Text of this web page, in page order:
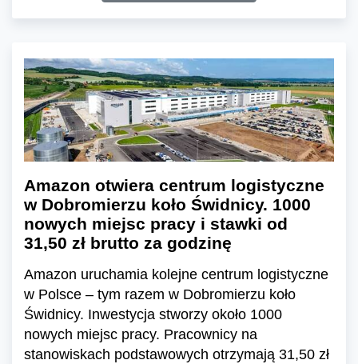
Amazon otwiera centrum logistyczne
w Dobromierzu koło Świdnicy. 1000
nowych miejsc pracy i stawki od
31,50 zł brutto za godzinę
Amazon uruchamia kolejne centrum logistyczne
w Polsce – tym razem w Dobromierzu koło
Świdnicy. Inwestycja stworzy około 1000
nowych miejsc pracy. Pracownicy na
stanowiskach podstawowych otrzymają 31,50 zł